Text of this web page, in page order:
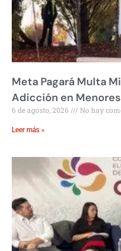
Meta Pagará Multa
Adicción en Menores
6 de agosto, 2026 No hay
Leer más »